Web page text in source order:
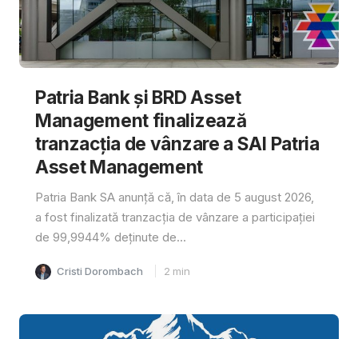
Patria Bank și BRD Asset
Management finalizează
tranzacția de vânzare a SAI Patria
Asset Management
Patria Bank SA anunță că, în data de 5 august 2026,
a fost finalizată tranzacția de vânzare a participației
de 99,9944% deținute de...
Cristi Dorombach 2 min